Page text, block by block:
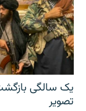
یک سالگی
تصویر